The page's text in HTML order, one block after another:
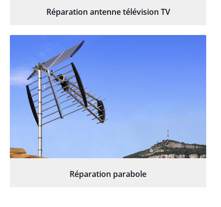
Réparation antenne télévision TV
Réparation parabole